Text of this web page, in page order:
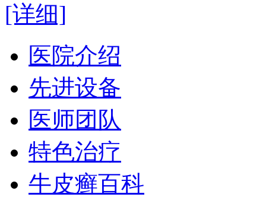
[详细]
医院介绍
先进设备
医师团队
特色治疗
牛皮癣百科